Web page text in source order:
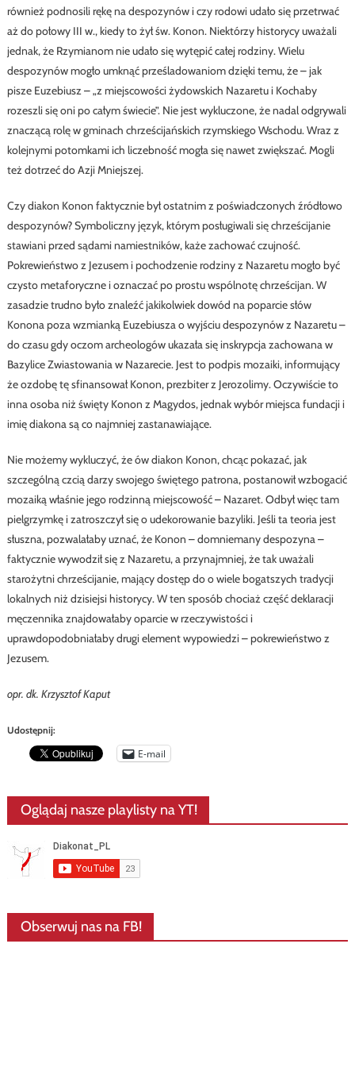
również podnosili rękę na despozynów i czy rodowi udało się przetrwać
aż do połowy III w., kiedy to żył św. Konon. Niektórzy historycy uważali
jednak, że Rzymianom nie udało się wytępić całej rodziny. Wielu
despozynów mogło umknąć prześladowaniom dzięki temu, że – jak
pisze Euzebiusz – „z miejscowości żydowskich Nazaretu i Kochaby
rozeszli się oni po całym świecie”. Nie jest wykluczone, że nadal odgrywali
znaczącą rolę w gminach chrześcijańskich rzymskiego Wschodu. Wraz z
kolejnymi potomkami ich liczebność mogła się nawet zwiększać. Mogli
też dotrzeć do Azji Mniejszej.
Czy diakon Konon faktycznie był ostatnim z poświadczonych źródłowo
despozynów? Symboliczny język, którym posługiwali się chrześcijanie
stawiani przed sądami namiestników, każe zachować czujność.
Pokrewieństwo z Jezusem i pochodzenie rodziny z Nazaretu mogło być
czysto metaforyczne i oznaczać po prostu wspólnotę chrześcijan. W
zasadzie trudno było znaleźć jakikolwiek dowód na poparcie słów
Konona poza wzmianką Euzebiusza o wyjściu despozynów z Nazaretu –
do czasu gdy oczom archeologów ukazała się inskrypcja zachowana w
Bazylice Zwiastowania w Nazarecie. Jest to podpis mozaiki, informujący
że ozdobę tę sfinansował Konon, prezbiter z Jerozolimy. Oczywiście to
inna osoba niż święty Konon z Magydos, jednak wybór miejsca fundacji i
imię diakona są co najmniej zastanawiające.
Nie możemy wykluczyć, że ów diakon Konon, chcąc pokazać, jak
szczególną czcią darzy swojego świętego patrona, postanowił wzbogacić
mozaiką właśnie jego rodzinną miejscowość – Nazaret. Odbył więc tam
pielgrzymkę i zatroszczył się o udekorowanie bazyliki. Jeśli ta teoria jest
słuszna, pozwalałaby uznać, że Konon – domniemany despozyna –
faktycznie wywodził się z Nazaretu, a przynajmniej, że tak uważali
starożytni chrześcijanie, mający dostęp do o wiele bogatszych tradycji
lokalnych niż dzisiejsi historycy. W ten sposób chociaż część deklaracji
męczennika znajdowałaby oparcie w rzeczywistości i
uprawdopodobniałaby drugi element wypowiedzi – pokrewieństwo z
Jezusem.
opr. dk. Krzysztof Kaput
Udostępnij:
E-mail
Oglądaj nasze playlisty na YT!
Obserwuj nas na FB!